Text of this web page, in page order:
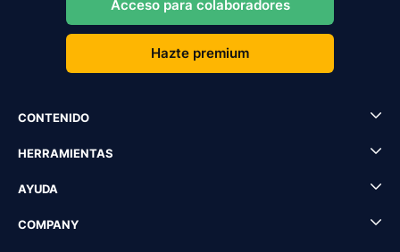
Acceso para colaboradores
Hazte premium
CONTENIDO
HERRAMIENTAS
AYUDA
COMPANY